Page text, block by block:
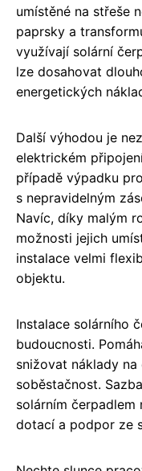
umístěné na střeše
paprsky a
využívají solární
lze dosahovat
energetických
Další výhodou je
elektrickém
případě výpadku
s nepravidelným
Navíc, díky malým
možnosti jejich
instalace velmi
objektu.
Instalace solárního
budoucnosti.
snižovat náklady
soběstačnost.
solárním
dotací a podpor ze